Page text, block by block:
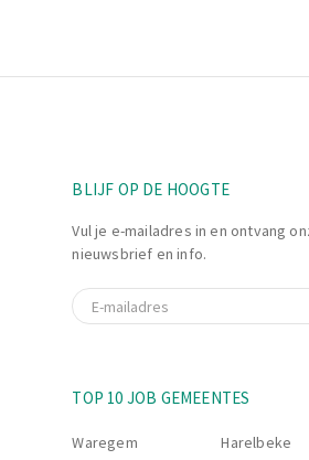
BLIJF OP DE HOOGTE
Vul je e-mailadres in en ontvang
nieuwsbrief en info.
E-mail
TOP 10 JOB GEMEENTES
Waregem Harelbeke